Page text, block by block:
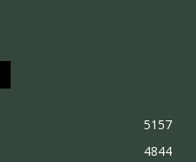
5157
4844